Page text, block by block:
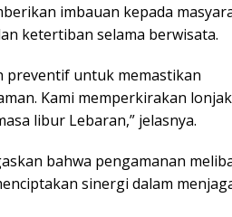
imbauan kepada
ketertiban selama berwisata.
preventif untuk memastikan
Kami memperkirakan
libur Lebaran,” jelasnya.
bahwa pengamanan
sinergi dalam